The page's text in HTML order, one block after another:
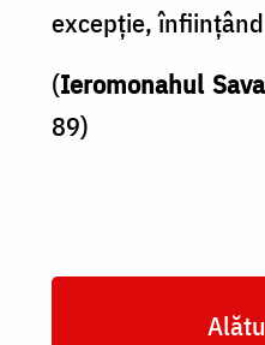
excepţie,
(Ieromonahul
89)